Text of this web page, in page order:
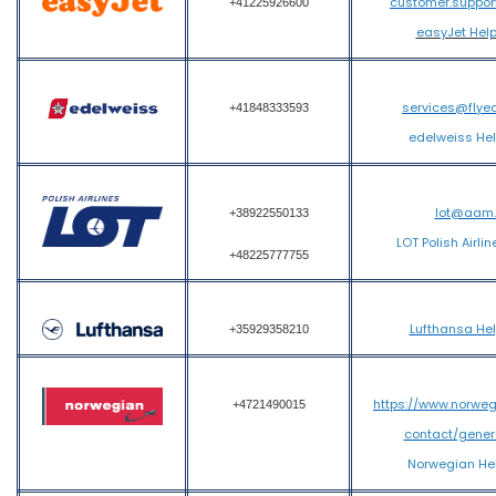
easyJet
+41848333593
edelweiss
+38922550133
+48225777755
LOT Polish
+35929358210 Lufthansa
+4721490015
https://
contact/
Norwegian